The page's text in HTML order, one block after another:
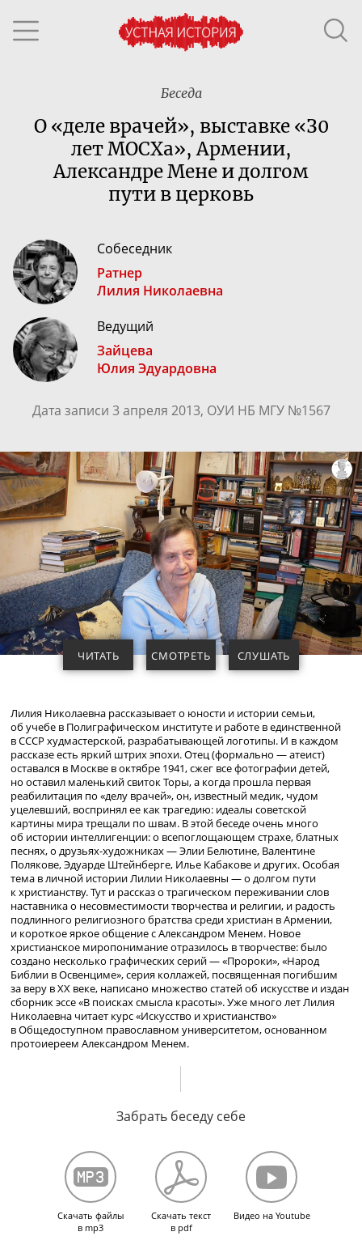
Беседа
О «деле врачей», выставке «З0
лет МОСХа», Армении,
Александре Мене и долгом
пути в церковь
Собеседник
Ратнер
Лилия Николаевна
Ведущий
Зайцева
Юлия Эдуардовна
Дата записи 3 апреля 2013, ОУИ НБ МГУ №1567
ЧИТАТЬ СМОТРЕТЬ СЛУШАТЬ
Лилия Николаевна рассказывает о юности и истории семьи,
об учебе в Полиграфическом институте и работе в единственной
в СССР худмастерской, разрабатывающей логотипы. И в каждом
рассказе есть яркий штрих эпохи. Отец (формально — атеист)
оставался в Москве в октябре 1941, сжег все фотографии детей,
но оставил маленький свиток Торы, а когда прошла первая
реабилитация по «делу врачей», он, известный медик, чудом
уцелевший, воспринял ее как трагедию: идеалы советской
картины мира трещали по швам. В этой беседе очень много
об истории интеллигенции: о всепоглощающем страхе, блатных
песнях, о друзьях-художниках — Элии Белютине, Валентине
Полякове, Эдуарде Штейнберге, Илье Кабакове и других. Особая
тема в личной истории Лилии Николаевны — о долгом пути
к христианству. Тут и рассказ о трагическом переживании слов
наставника о несовместимости творчества и религии, и радость
подлинного религиозного братства среди христиан в Армении,
и короткое яркое общение с Александром Менем. Новое
христианское миропонимание отразилось в творчестве: было
создано несколько графических серий — «Пророки», «Народ
Библии в Освенциме», серия коллажей, посвященная погибшим
за веру в ХХ веке, написано множество статей об искусстве и издан
сборник эссе «В поисках смысла красоты». Уже много лет Лилия
Николаевна читает курс «Искусство и христианство»
в Общедоступном православном университетом, основанном
протоиереем Александром Менем.
Забрать беседу себе
Скачать файлы
в mp3
Скачать текст
в pdf
Видео на Youtube